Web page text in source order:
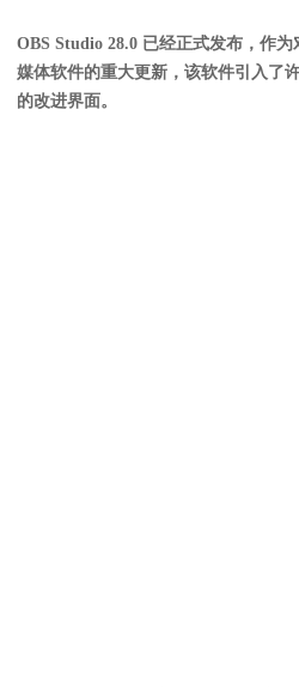
OBS Studio 28.0 已经正式发布，作
媒体软件的重大更新，该软件引入了
的改进界面。